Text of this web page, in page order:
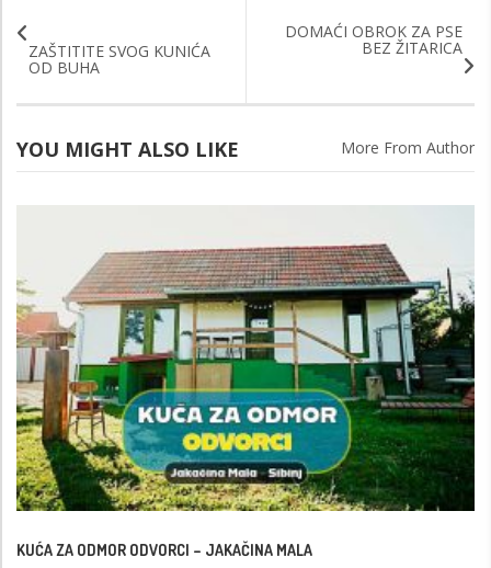
ZAŠTITITE SVOG KUNIĆA
OD BUHA
DOMAĆI OBROK ZA PSE
BEZ ŽITARICA
YOU MIGHT ALSO LIKE More From Author
KUĆA ZA ODMOR ODVORCI – JAKAČINA MALA